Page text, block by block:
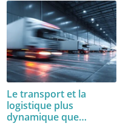
Le transport et la
logistique plus
dynamique que…